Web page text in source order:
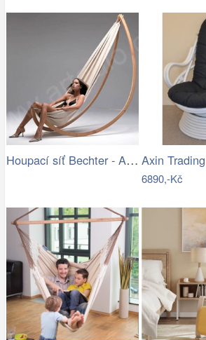
Houpací síť Bechter - Artedio.cz
6890,-Kč